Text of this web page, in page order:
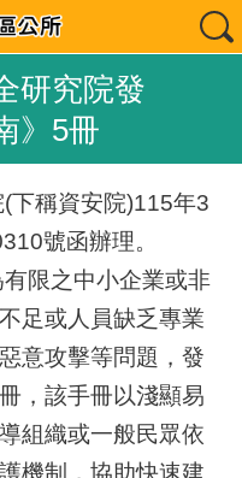
研究院發
》5冊
下稱資安院)115年3
號函辦理。
限之中小企業或非
足或人員缺乏專業
意攻擊等問題，發
，該手冊以淺顯易
組織或一般民眾依
機制，協助快速建